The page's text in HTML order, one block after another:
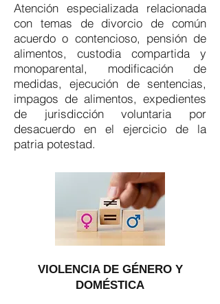
Atención especializada relacionada
con temas de divorcio de común
acuerdo o contencioso, pensión de
alimentos, custodia compartida y
monoparental, modificación de
medidas, ejecución de sentencias,
impagos de alimentos, expedientes
de jurisdicción voluntaria por
desacuerdo en el ejercicio de la
patria potestad.
VIOLENCIA DE GÉNERO Y
DOMÉSTICA